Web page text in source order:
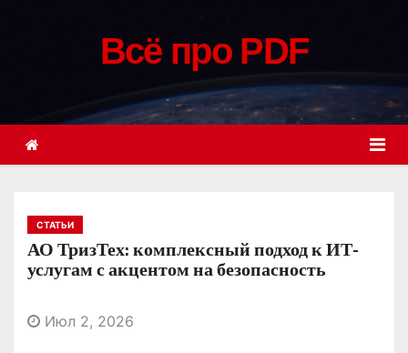
и
Всё про PDF
СТАТЬИ
АО ТризТех: комплексный подход к ИТ-
услугам с акцентом на безопасность
Июл 2, 2026